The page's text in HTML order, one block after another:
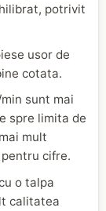
potrivit
usor de
cotata.
sunt mai
spre limita de
mult
cifre.
o talpa
calitatea